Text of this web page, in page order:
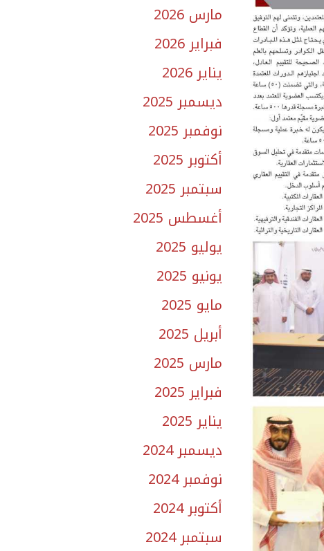
مارس 2026
فبراير 2026
يناير 2026
ديسمبر 2025
نوفمبر 2025
أكتوبر 2025
سبتمبر 2025
أغسطس 2025
يوليو 2025
يونيو 2025
مايو 2025
أبريل 2025
مارس 2025
فبراير 2025
يناير 2025
ديسمبر 2024
نوفمبر 2024
أكتوبر 2024
سبتمبر 2024